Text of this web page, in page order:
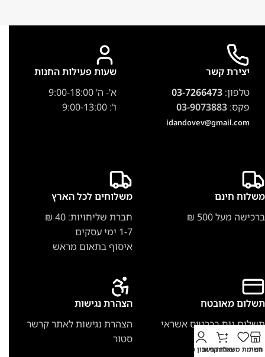
יצירת קשר
טלפון:03-7266473
פקס:03-9073883
idandovev@gmail.com
שעות פעילות החנות
א'- ה' 9:00-18:00
ו': 9:00-13:00
משלוח חינם
ברכישה מעל 500 ₪
משלוחים לכל הארץ
חברת שליחויות: 40 ₪
1-7 ימי עסקים
איסוף בתאום מראש
תשלום מאובטח
תשלום נוח בכרטיס אשראי
הצהרת נגישות
הצהרת נגישות לאתר קרשר
סטור
חנות
רשימת משאלות
עגלת קניות
החשבון שלי